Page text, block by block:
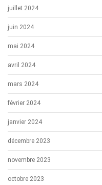
juillet 2024
juin 2024
mai 2024
avril 2024
mars 2024
février 2024
janvier 2024
décembre 2023
novembre 2023
octobre 2023